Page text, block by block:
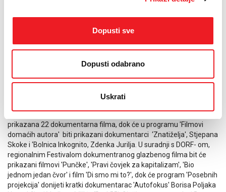
Dopusti sve
Dopusti odabrano
Uskrati
godini kada Bijelo dugme obilježava 40 godina od osnutka.
snimali na lokalcijama u Sarajevu, Zagrebu, Beogradu, Varešu,
Budimpešti, Beču i Londonu. U filmu sudjeluju Goran Bregović,
Željko Bebek, Alen Islamović, Zoran Redžić, MIlić Vukašinović, Vajta
i mnogi drugi glazbenici, rock kritičari i svjedoci vremena, jer smo
projekcijom filma 'Izgubljeno dugme', u službenom dijelu biti će
prikazana 22 dokumentarna filma, dok će u programu 'Filmovi
domaćih autora' biti prikazani dokumentarci ‘Znatiželja', Stjepana
Skoke i ‘Bolnica Inkognito, Zdenka Jurilja. U suradnji s DORF- om,
regionalnim Festivalom dokumentranog glazbenog filma bit će
prikazani filmovi 'Punčke', 'Pravi čovjek za kapitalizam', 'Bio
jednom jedan čvor' i film 'Di smo mi to?', dok će program 'Posebnih
projekcija' donijeti kratki dokumentarac 'Autofokus' Borisa Poljaka